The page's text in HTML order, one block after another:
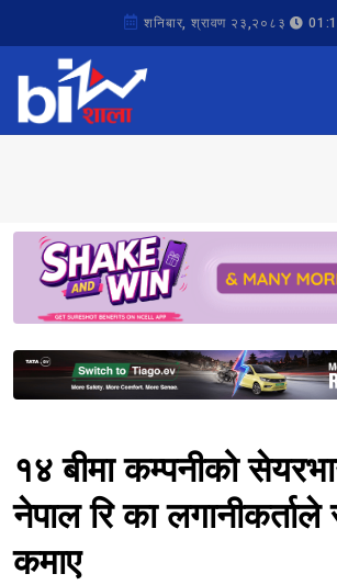
शनिबार, श्रावण २३,२०८३
१४ बीमा कम्पनीको
नेपाल रि का लगानीकर्ताले
कमाए